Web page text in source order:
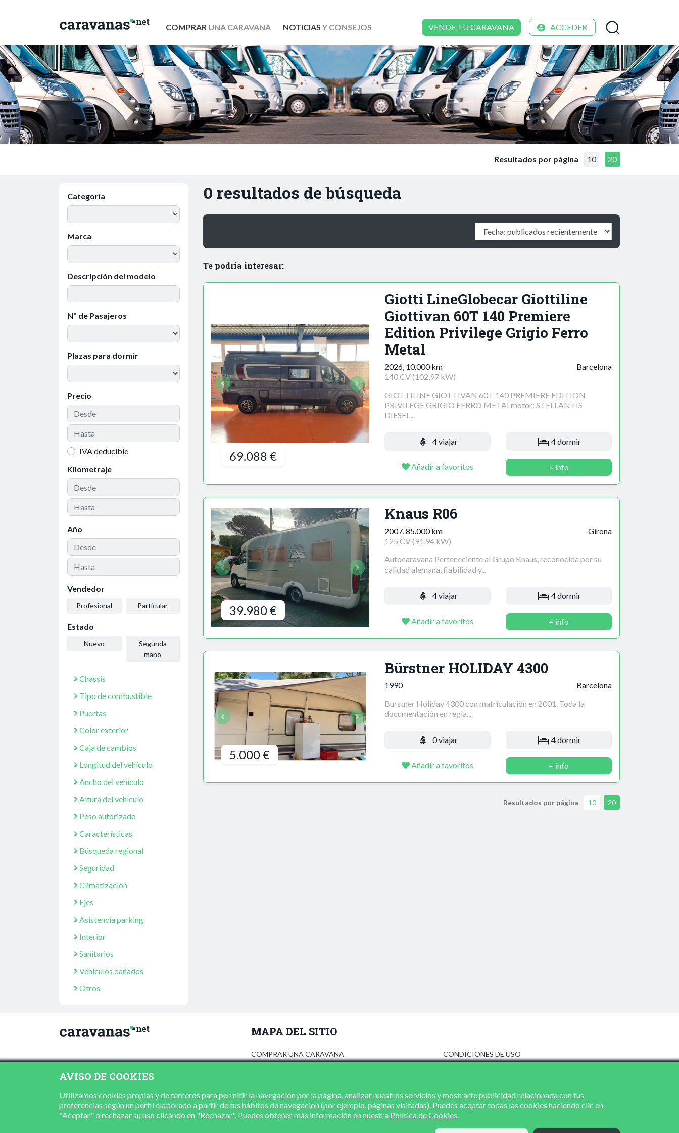
COMPRARUNA CARAVANA NOTICIAS Y CONSEJOS VENDE TU CARAVANA ACCEDER
Resultados por página 10 20
Categoría
Marca
Descripción del modelo
Nº de Pasajeros
Plazas para dormir
Precio
IVA deducible
Kilometraje
Año
Vendedor
Profesional Particular
Estado
Nuevo
Segunda
mano
Chassis
Tipo de combustible
Puertas
Color exterior
Caja de cambios
Longitud del vehículo
Ancho del vehículo
Altura del vehículo
Peso autorizado
Características
Búsqueda regional
Seguridad
Climatización
Ejes
Asistencia parking
Interior
Sanitarios
Vehículos dañados
Otros
0 resultados de búsqueda
Te podría interesar:
69.088 €
Giotti LineGlobecar Giottiline
Giottivan 60T 140 Premiere
Edition Privilege Grigio Ferro
Metal
2026, 10.000 km
140 CV (102,97 kW)
Barcelona
GIOTTILINE GIOTTIVAN 60T 140 PREMIERE EDITION
PRIVILEGE GRIGIO FERRO METALmotor: STELLANTIS
DIESEL...
4 viajar 4 dormir
Añadir a favoritos + info
39.980 €
Knaus R06
2007, 85.000 km
125 CV (91,94 kW)
Girona
Autocaravana Perteneciente al Grupo Knaus, reconocida por su
calidad alemana, fiabilidad y...
4 viajar 4 dormir
Añadir a favoritos + info
5.000 €
Bürstner HOLIDAY 4300
1990
Barcelona
Burstner Holiday 4300 con matriculación en 2001. Toda la
documentación en regla....
0 viajar 4 dormir
Añadir a favoritos + info
Resultados por página 10 20
MAPA DEL SITIO
COMPRAR UNA CARAVANA
CONCESIONARIOS
CONTACTO
CONDICIONES DE USO
POLÍTICA DE COOKIES
AVISO DE COOKIES
Utilizamos cookies propias y de terceros para permitir la navegación por la página, analizar nuestros servicios y mostrarte publicidad relacionada con tus
preferencias según un perfil elaborado a partir de tus hábitos de navegación (por ejemplo, páginas visitadas). Puedes aceptar todas las cookies haciendo clic en
"Aceptar" o rechazar su uso clicando en "Rechazar". Puedes obtener más información en nuestra Política de Cookies.